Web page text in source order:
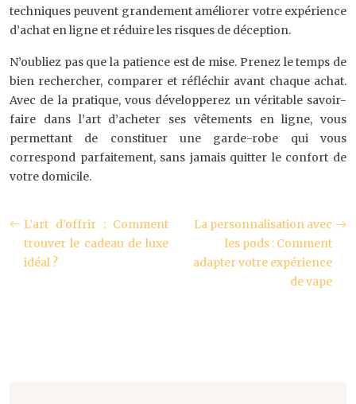
techniques peuvent grandement améliorer votre expérience
d’achat en ligne et réduire les risques de déception.
N’oubliez pas que la patience est de mise. Prenez le temps de
bien rechercher, comparer et réfléchir avant chaque achat.
Avec de la pratique, vous développerez un véritable savoir-
faire dans l’art d’acheter ses vêtements en ligne, vous
permettant de constituer une garde-robe qui vous
correspond parfaitement, sans jamais quitter le confort de
votre domicile.
L’art d’offrir : Comment
trouver le cadeau de luxe
idéal ?
La personnalisation avec
les pods : Comment
adapter votre expérience
de vape